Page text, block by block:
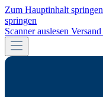
Zum Hauptinhalt springen
springen
Scanner auslesen Versand